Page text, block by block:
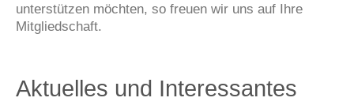
unterstützen möchten, so freuen wir uns auf Ihre
Mitgliedschaft.
Aktuelles und Interessantes